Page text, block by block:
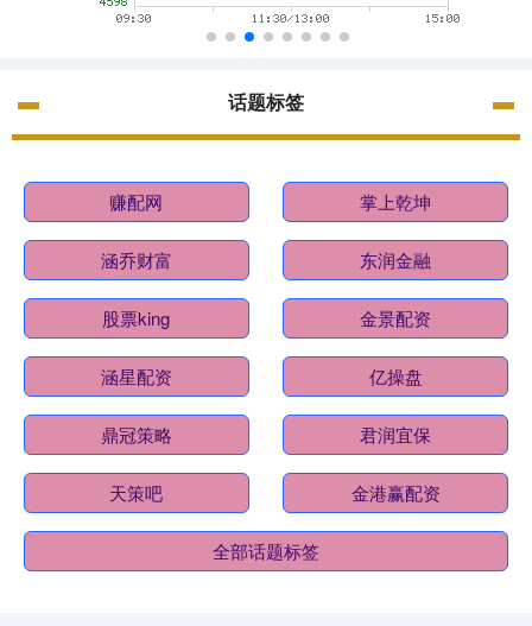
话题标签
赚配网 掌上乾坤
涵乔财富 东润金融
股票king 金景配资
涵星配资 亿操盘
鼎冠策略 君润宜保
天策吧 金港赢配资
全部话题标签